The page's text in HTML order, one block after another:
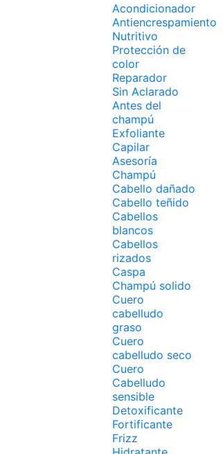
Acondicionador
Antiencrespamiento
Nutritivo
Protección de
color
Reparador
Sin Aclarado
Antes del
champú
Exfoliante
Capilar
Asesoría
Champú
Cabello dañado
Cabello teñido
Cabellos
blancos
Cabellos
rizados
Caspa
Champú solido
Cuero
cabelludo
graso
Cuero
cabelludo seco
Cuero
Cabelludo
sensible
Detoxificante
Fortificante
Frizz